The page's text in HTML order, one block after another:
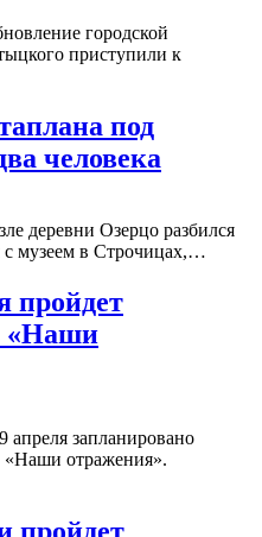
городской
приступили к
под
человека
деревни Озерцо разбился
с музеем в Строчицах,…
пройдет
«Наши
апреля запланировано
«Наши отражения».